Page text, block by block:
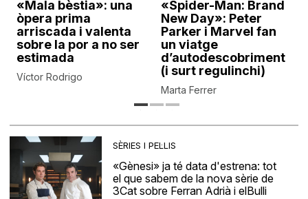
«Mala bèstia»: una
òpera prima
arriscada i valenta
sobre la por a no ser
estimada
Víctor Rodrigo
«Spider-Man: Brand
New Day»: Peter
Parker i Marvel fan
un viatge
d’autodescobriment
(i surt regulinchi)
Marta Ferrer
SÈRIES I PEL·LIS
«Gènesi» ja té data d'estrena: tot
el que sabem de la nova sèrie de
3Cat sobre Ferran Adrià i elBulli